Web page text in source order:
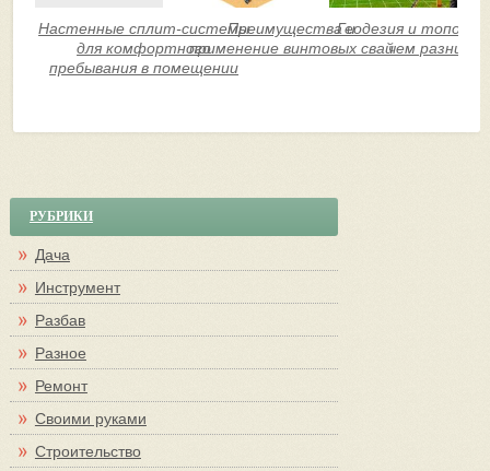
Настенные сплит-системы
для комфортного
пребывания в помещении
Преимущества и
применение винтовых свай
Геодезия и
чем разница?
РУБРИКИ
Дача
Инструмент
Разбав
Разное
Ремонт
Своими руками
Строительство